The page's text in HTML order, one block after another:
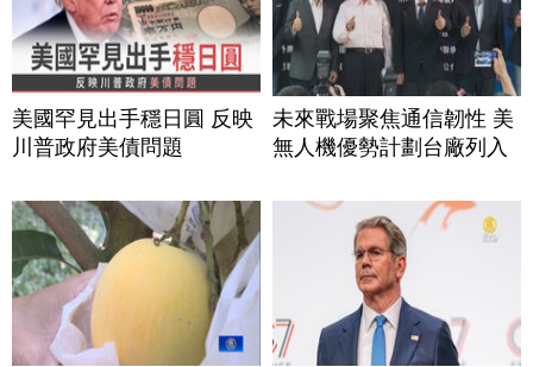
美國罕見出手穩日圓 反映
川普政府美債問題
未來戰場聚焦通信韌性 美
無人機優勢計劃台廠列入